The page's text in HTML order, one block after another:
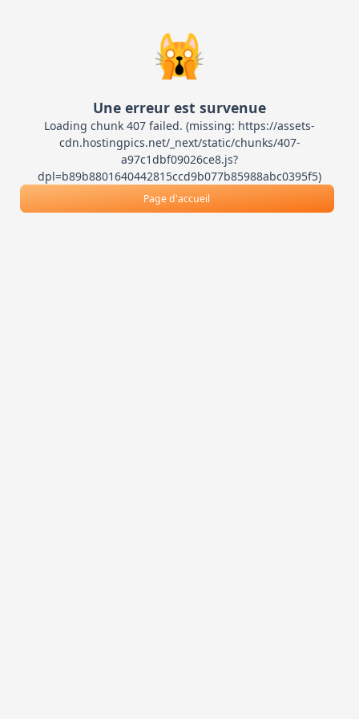
🙀
Une erreur est survenue
Loading chunk 407 failed. (missing: https://assets-
cdn.hostingpics.net/_next/static/chunks/407-
a97c1dbf09026ce8.js?
dpl=b89b8801640442815ccd9b077b85988abc0395f5)
Page d'accueil